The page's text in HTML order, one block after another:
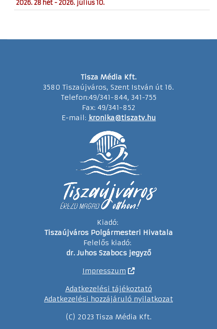
2026. 28 hét - 2026. július 10.
Tisza Média Kft.
3580 Tiszaújváros, Szent István út 16.
Telefon:49/341-844, 341-755
Fax: 49/341-852
E-mail: kronika@tiszatv.hu
Kiadó:
Tiszaújváros Polgármesteri Hivatala
Felelős kiadó:
dr. Juhos Szabocs jegyző
Impresszum
Adatkezelési tájékoztató
Adatkezelési hozzájáruló nyilatkozat
(C) 2023 Tisza Média Kft.